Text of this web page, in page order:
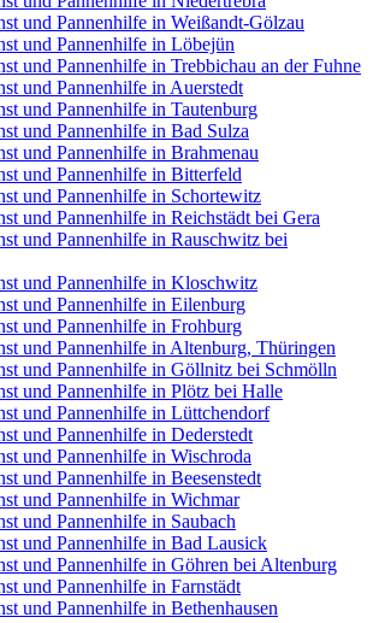
und Pannenhilfe in Weißandt-Gölzau
und Pannenhilfe in Löbejün
und Pannenhilfe in Trebbichau an der Fuhne
und Pannenhilfe in Auerstedt
und Pannenhilfe in Tautenburg
und Pannenhilfe in Bad Sulza
und Pannenhilfe in Brahmenau
und Pannenhilfe in Bitterfeld
und Pannenhilfe in Schortewitz
und Pannenhilfe in Reichstädt bei Gera
und Pannenhilfe in Rauschwitz bei
und Pannenhilfe in Kloschwitz
und Pannenhilfe in Eilenburg
und Pannenhilfe in Frohburg
und Pannenhilfe in Altenburg, Thüringen
und Pannenhilfe in Göllnitz bei Schmölln
und Pannenhilfe in Plötz bei Halle
und Pannenhilfe in Lüttchendorf
und Pannenhilfe in Dederstedt
und Pannenhilfe in Wischroda
und Pannenhilfe in Beesenstedt
und Pannenhilfe in Wichmar
und Pannenhilfe in Saubach
und Pannenhilfe in Bad Lausick
und Pannenhilfe in Göhren bei Altenburg
und Pannenhilfe in Farnstädt
und Pannenhilfe in Bethenhausen